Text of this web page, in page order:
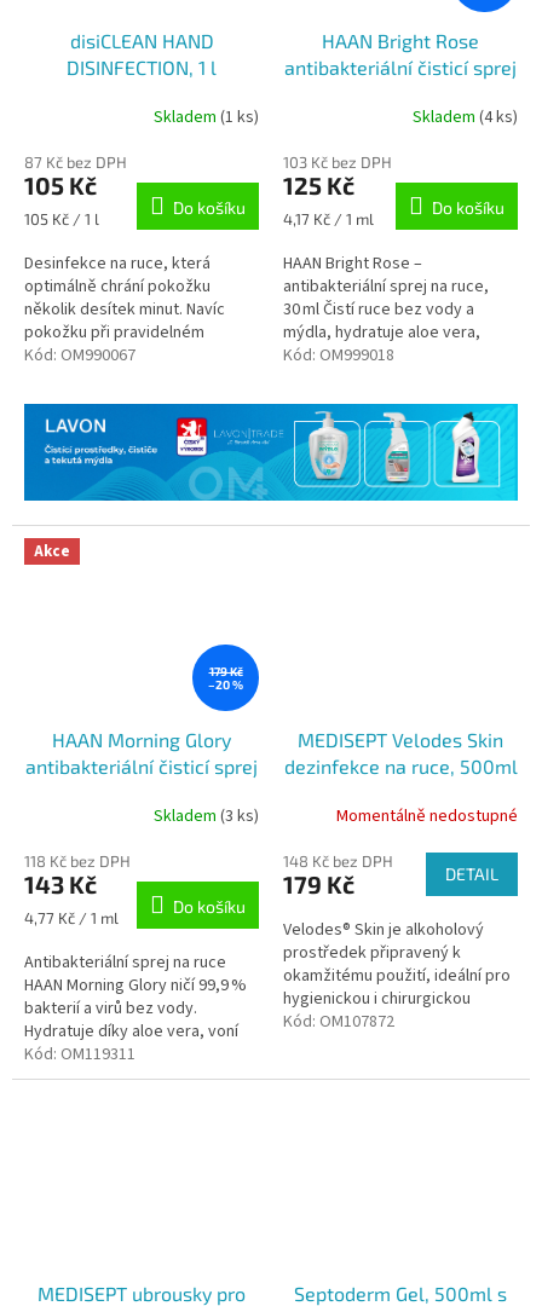
disiCLEAN HAND
DISINFECTION, 1 l
Skladem (1 ks)
87 Kč bez DPH
105 Kč
Měrná
105 Kč / 1 l
Do košíku
Desinfekce na ruce, která
optimálně chrání pokožku
několik desítek minut. Navíc
pokožku při pravidelném
používání nevysušuje.
Kód: OM990067
HAAN Bright Rose
antibakteriální čisticí sprej
Skladem (4 ks)
103 Kč bez DPH
125 Kč
Měrná
4,17 Kč / 1 ml
Do košíku
HAAN Bright Rose –
antibakteriální sprej na ruce,
30 ml Čistí ruce bez vody a
mýdla, hydratuje aloe vera,
vůně z růží. Ničí 99,9 % bakterií,
vhodné pro...
Kód: OM999018
Akce
179 Kč
–20 %
HAAN Morning Glory
antibakteriální čisticí sprej
Skladem (3 ks)
118 Kč bez DPH
143 Kč
Měrná
4,77 Kč / 1 ml
Do košíku
Antibakteriální sprej na ruce
HAAN Morning Glory ničí 99,9 %
bakterií a virů bez vody.
Hydratuje díky aloe vera, voní
svěže a je ideální na cesty.
Kód: OM119311
MEDISEPT Velodes Skin
dezinfekce na ruce, 500ml
Momentálně nedostupné
148 Kč bez DPH
179 Kč DETAIL
Velodes® Skin je alkoholový
prostředek připravený k
okamžitému použití, ideální pro
hygienickou i chirurgickou
dezinfekci rukou. Nabízí široké
Kód: OM107872
MEDISEPT ubrousky pro
Septoderm Gel, 500ml s